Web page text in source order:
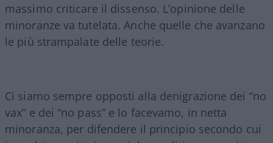
massimo criticare il dissenso. L’opinione delle
minoranze va tutelata. Anche quelle che avanzano
le più strampalate delle teorie.
Ci siamo sempre opposti alla denigrazione dei “no
vax” e dei “no pass” e lo facevamo, in netta
minoranza, per difendere il principio secondo cui